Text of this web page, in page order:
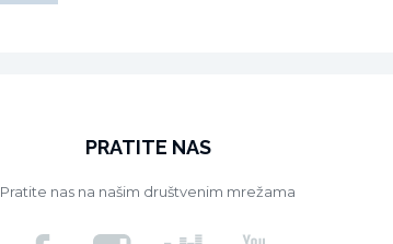
PRATITE NAS
Pratite nas na našim društvenim mrežama